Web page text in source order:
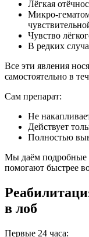
Лёгкая
Микро-
Чувство
В редких
Все эти явления
самостоятельно в
Сам препарат:
Не
Действует
Полностью
Мы даём подробные
помогают быстрее
в лоб
Первые 24 часа: